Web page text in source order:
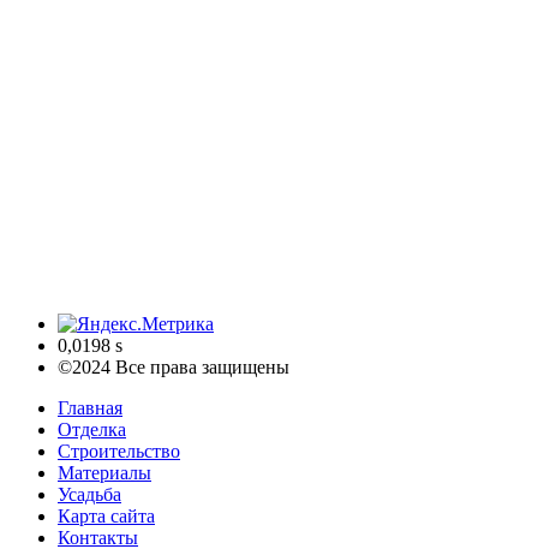
0,0198 s
©2024 Все права защищены
Главная
Отделка
Строительство
Материалы
Усадьба
Карта сайта
Контакты